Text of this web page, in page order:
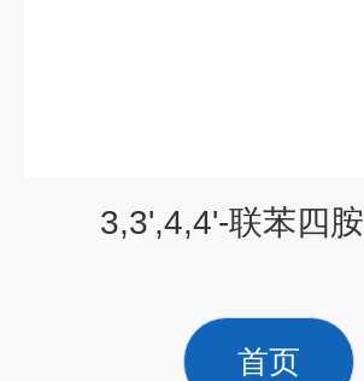
3,3',4,4'-联苯四胺
首页